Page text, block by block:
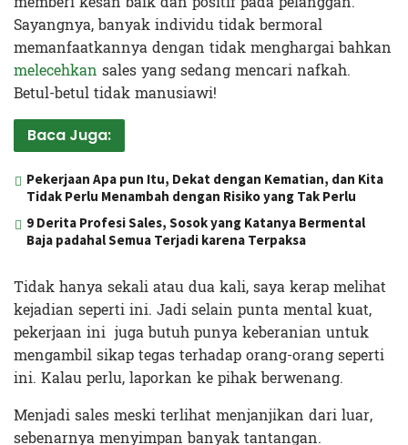
Sayangnya, banyak individu tidak bermoral
memanfaatkannya dengan tidak menghargai bahkan
melecehkan sales yang sedang mencari nafkah.
Betul-betul tidak manusiawi!
Baca Juga:
Pekerjaan Apa pun Itu, Dekat dengan Kematian, dan Kita
Tidak Perlu Menambah dengan Risiko yang Tak Perlu
9 Derita Profesi Sales, Sosok yang Katanya Bermental
Baja padahal Semua Terjadi karena Terpaksa
Tidak hanya sekali atau dua kali, saya kerap melihat
kejadian seperti ini. Jadi selain punta mental kuat,
pekerjaan ini juga butuh punya keberanian untuk
mengambil sikap tegas terhadap orang-orang seperti
ini. Kalau perlu, laporkan ke pihak berwenang.
Menjadi sales meski terlihat menjanjikan dari luar,
sebenarnya menyimpan banyak tantangan.